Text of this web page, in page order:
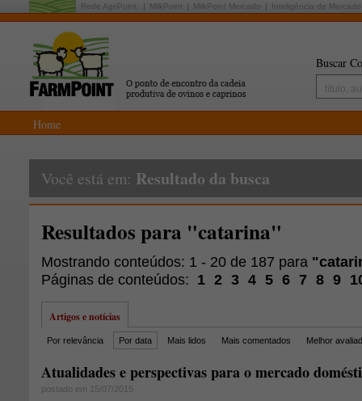
Rede AgriPoint: MilkPoint MilkPoint Mercado Inteligência de Mercado
Buscar
Home
Você está em: Resultado da busca
Resultados para "catarina"
Mostrando conteúdos: 1 - 20 de 187 para
Páginas de conteúdos: 1 2 3 4 5 6 7 8 9
Artigos e notícias
Por relevância Por data Mais lidos Mais comentados Melhor
Atualidades e perspectivas para o mercado
postado em 15/07/2015